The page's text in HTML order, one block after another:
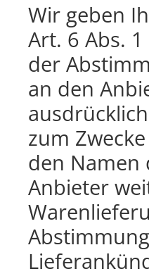
Wir geben
Art. 6 Abs.
der
an den
zum
den Namen
Anbieter